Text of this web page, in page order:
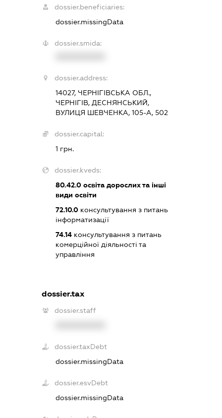
dossier.beneficiaries:
dossier.missingData
dossier.smida:
dossier.address:
14027, ЧЕРНІГІВСЬКА ОБЛ.,
ЧЕРНІГІВ, ДЕСНЯНСЬКИЙ,
ВУЛИЦЯ ШЕВЧЕНКА, 105-А, 502
dossier.capital:
1 грн.
dossier.kveds:
80.42.0 освіта дорослих та інші
види освіти
72.10.0 консультування з питань
інформатизації
74.14 консультування з питань
комерційної діяльності та
управління
dossier.tax
dossier.staff
dossier.taxDebt
dossier.missingData
dossier.esvDebt
dossier.missingData